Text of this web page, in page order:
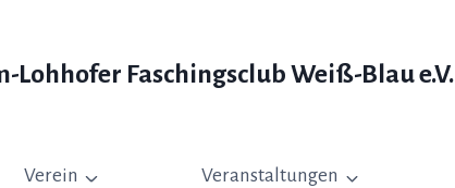
Faschingsclub Weiß-Blau e.V.
Verein Veranstaltungen